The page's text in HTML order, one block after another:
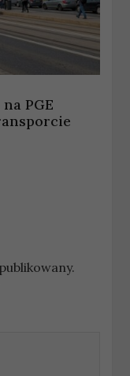
PGE